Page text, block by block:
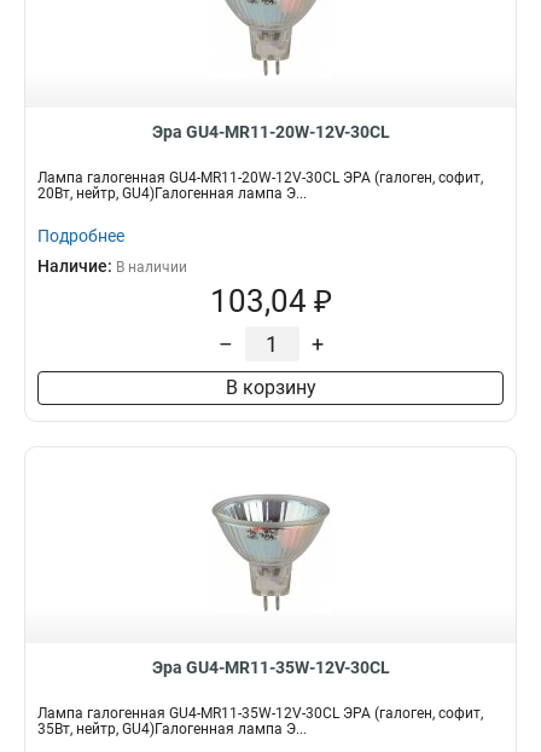
Эра GU4-MR11-20W-12V-30CL
Лампа галогенная GU4-MR11-20W-12V-30CL ЭРА (галоген, софит,
20Вт, нейтр, GU4)Галогенная лампа Э...
Подробнее
Наличие: В наличии
103,04 ₽
– +
В корзину
Эра GU4-MR11-35W-12V-30CL
Лампа галогенная GU4-MR11-35W-12V-30CL ЭРА (галоген, софит,
35Вт, нейтр, GU4)Галогенная лампа Э...